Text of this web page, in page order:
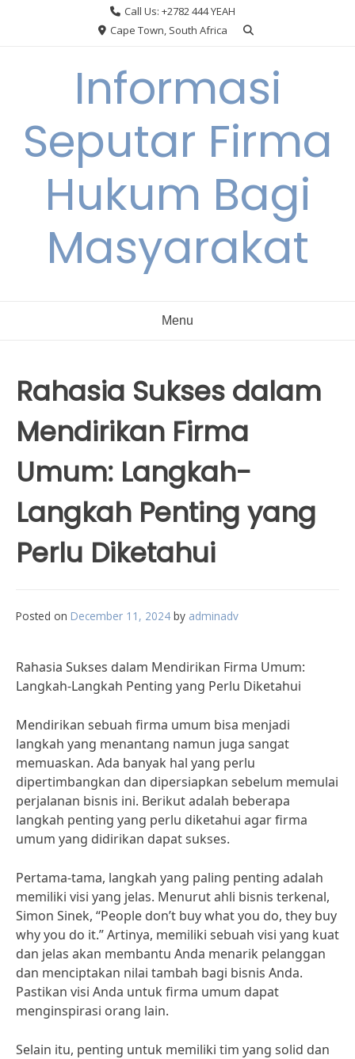
Call Us: +2782 444 YEAH
Cape Town, South Africa
Informasi
Seputar Firma
Hukum Bagi
Masyarakat
Menu
Rahasia Sukses dalam
Mendirikan Firma
Umum: Langkah-
Langkah Penting yang
Perlu Diketahui
Posted on December 11, 2024 by adminadv
Rahasia Sukses dalam Mendirikan Firma Umum:
Langkah-Langkah Penting yang Perlu Diketahui
Mendirikan sebuah firma umum bisa menjadi
langkah yang menantang namun juga sangat
memuaskan. Ada banyak hal yang perlu
dipertimbangkan dan dipersiapkan sebelum memulai
perjalanan bisnis ini. Berikut adalah beberapa
langkah penting yang perlu diketahui agar firma
umum yang didirikan dapat sukses.
Pertama-tama, langkah yang paling penting adalah
memiliki visi yang jelas. Menurut ahli bisnis terkenal,
Simon Sinek, “People don’t buy what you do, they buy
why you do it.” Artinya, memiliki sebuah visi yang kuat
dan jelas akan membantu Anda menarik pelanggan
dan menciptakan nilai tambah bagi bisnis Anda.
Pastikan visi Anda untuk firma umum dapat
menginspirasi orang lain.
Selain itu, penting untuk memiliki tim yang solid dan